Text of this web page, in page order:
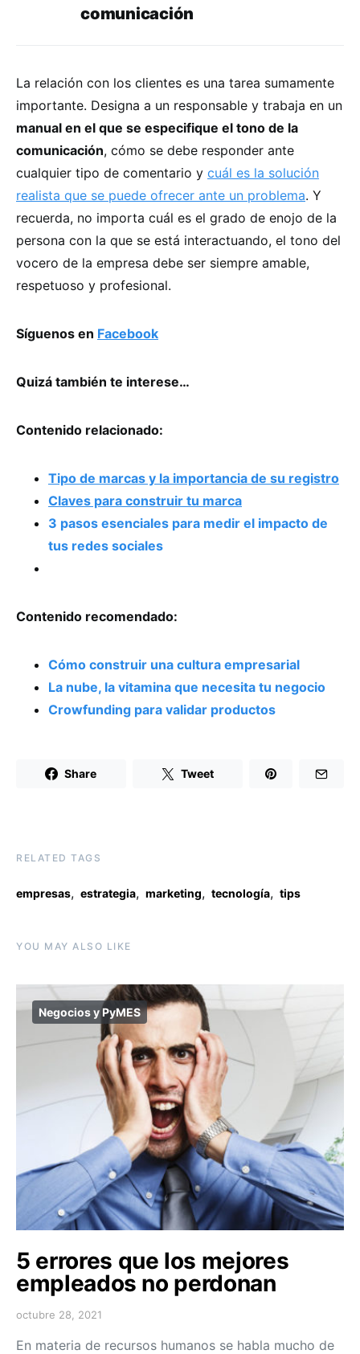
comunicación
La relación con los clientes es una tarea sumamente
importante. Designa a un responsable y trabaja en un
manual en el que se especifique el tono de la
comunicación, cómo se debe responder ante
cualquier tipo de comentario y cuál es la solución
realista que se puede ofrecer ante un problema. Y
recuerda, no importa cuál es el grado de enojo de la
persona con la que se está interactuando, el tono del
vocero de la empresa debe ser siempre amable,
respetuoso y profesional.
Síguenos en Facebook
Quizá también te interese…
Contenido relacionado:
Tipo de marcas y la importancia de su registro
Claves para construir tu marca
3 pasos esenciales para medir el impacto de
tus redes sociales
Contenido recomendado:
Cómo construir una cultura empresarial
La nube, la vitamina que necesita tu negocio
Crowfunding para validar productos
Share Tweet
RELATED TAGS
empresas, estrategia, marketing, tecnología, tips
YOU MAY ALSO LIKE
Negocios y PyMES
5 errores que los mejores
empleados no perdonan
octubre 28, 2021
En materia de recursos humanos se habla mucho de